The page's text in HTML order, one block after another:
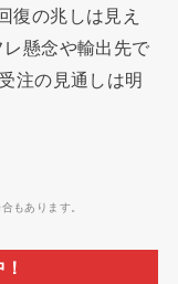
復の兆しは見え
懸念や輸出先で
注の見通しは明
もあります。